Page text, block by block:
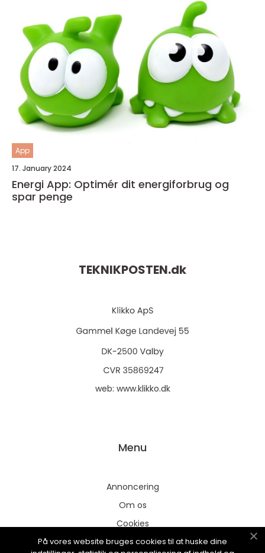
App
17. January 2024
Energi App: Optimér dit energiforbrug og
spar penge
TEKNIKPOSTEN.dk
web: www.klikko.dk
Menu
Annoncering
Om os
Cookies
Kontakt os
På vores website bruges cookies til at huske dine